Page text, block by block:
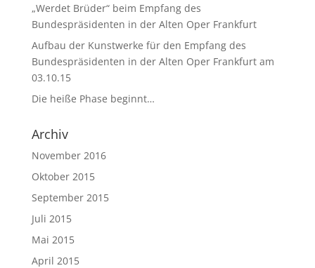
„Werdet Brüder“ beim Empfang des
Bundespräsidenten in der Alten Oper Frankfurt
Aufbau der Kunstwerke für den Empfang des
Bundespräsidenten in der Alten Oper Frankfurt am
03.10.15
Die heiße Phase beginnt…
Archiv
November 2016
Oktober 2015
September 2015
Juli 2015
Mai 2015
April 2015